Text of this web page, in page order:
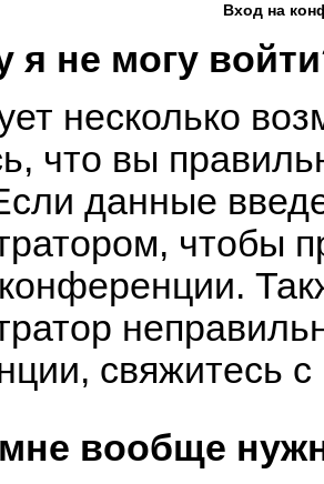
Вход на
я не могу
несколько
что вы
данные
чтобы
свяжитесь
вообще